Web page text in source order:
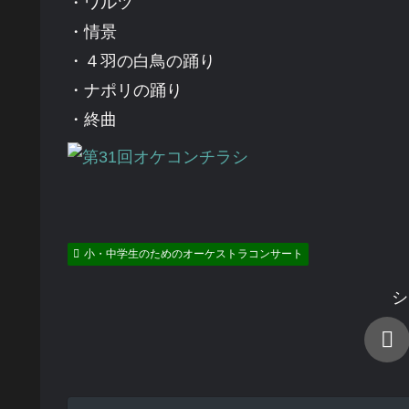
・情景
・４羽の白鳥の踊り
・ナポリの踊り
・終曲
小・中学生のためのオーケストラコンサート